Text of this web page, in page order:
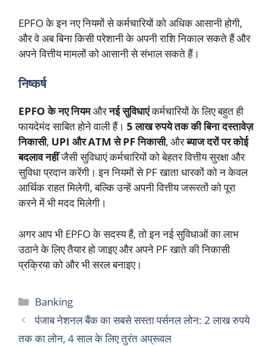
EPFO के इन नए नियमों से कर्मचारियों को अधिक आसानी होगी,
और वे अब बिना किसी परेशानी के अपनी राशि निकाल सकते हैं और
अपने वित्तीय मामलों को आसानी से संभाल सकते हैं।
निष्कर्ष
EPFO के नए नियमऔरनई सुविधाएंकर्मचारियों के लिए बहुत ही
फायदेमंद साबित होने वाली हैं। 5 लाख रुपये तक की बिना दस्तावेज़
निकासी, UPI और ATM से PF निकासी, औरब्याज दरों पर कोई
बदलाव नहींजैसी सुविधाएं कर्मचारियों को बेहतर वित्तीय सुरक्षा और
सुविधा प्रदान करेंगी। इन नियमों से PF खाता धारकों को न केवल
आर्थिक राहत मिलेगी, बल्कि उन्हें अपनी वित्तीय जरूरतों को पूरा
करने में भी मदद मिलेगी।
अगर आप भी EPFO के सदस्य हैं, तो इन नई सुविधाओं का लाभ
उठाने के लिए तैयार हो जाइए और अपने PF खाते की निकासी
प्रक्रिया को और भी सरल बनाइए।
Categories
Banking
पंजाब नेशनल बैंक का सबसे सस्ता पर्सनल लोन: 2 लाख रुपये
तक का लोन, 4 साल के लिए तुरंत अप्रूवल